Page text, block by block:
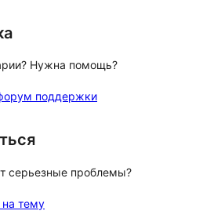
Нужна помощь?
поддержки
серьезные проблемы?
тему